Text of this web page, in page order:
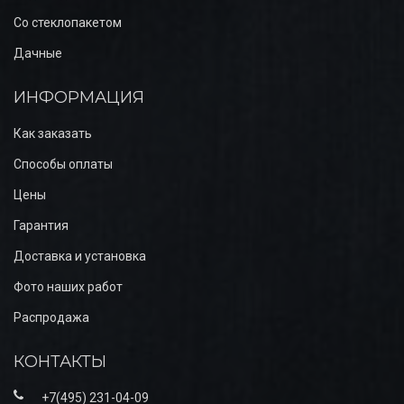
Со стеклопакетом
Дачные
ИНФОРМАЦИЯ
Как заказать
Способы оплаты
Цены
Гарантия
Доставка и установка
Фото наших работ
Распродажа
КОНТАКТЫ
+7(495) 231-04-09